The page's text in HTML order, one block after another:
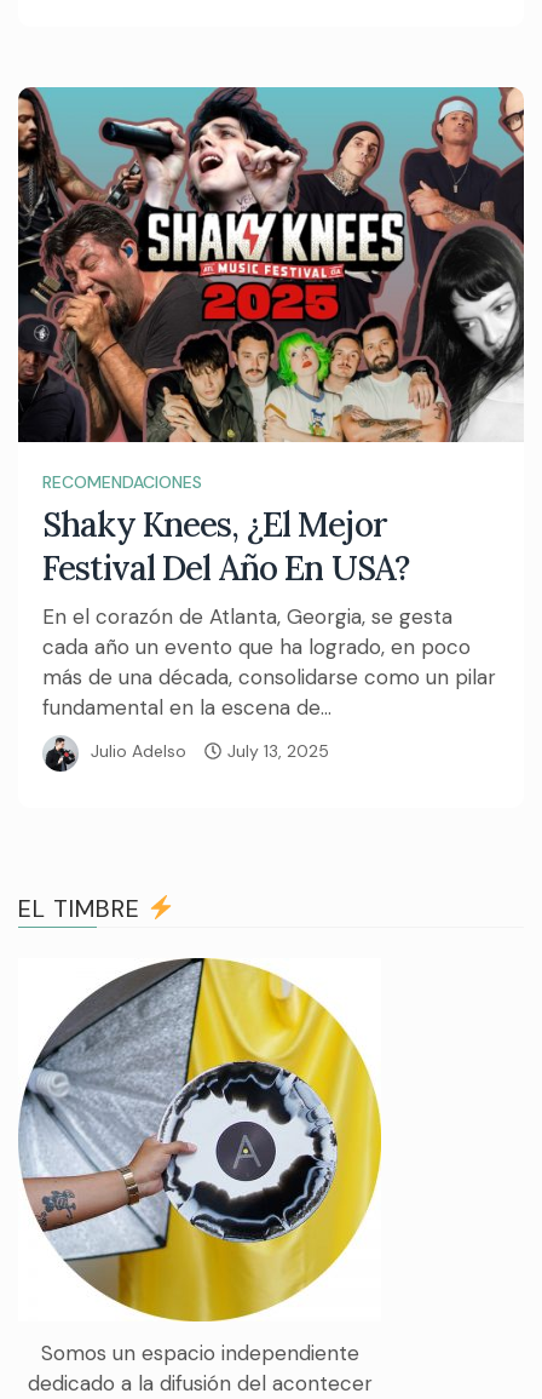
RECOMENDACIONES
Shaky Knees, ¿El Mejor
Festival Del Año En USA?
En el corazón de Atlanta, Georgia, se gesta
cada año un evento que ha logrado, en poco
más de una década, consolidarse como un pilar
fundamental en la escena de...
Julio Adelso July 13, 2025
EL TIMBRE
Somos un espacio independiente
dedicado a la difusión del acontecer